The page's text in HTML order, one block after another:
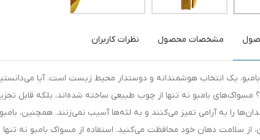
مشخصات محصول نظرات کاربران
یک انتخاب هوشمندانه و دوستدار محیط زیست است. آیا
مسواک‌های بامبو نه تنها از چوب طبیعی ساخته شده‌اند، بلکه قابل
را به آرامی تمیز می‌کنند و به لثه‌ها آسیب نمی‌زنند. همچنین،
از سلامت دهان خود محافظت می‌کنید. استفاده از مسواک بامبو نه